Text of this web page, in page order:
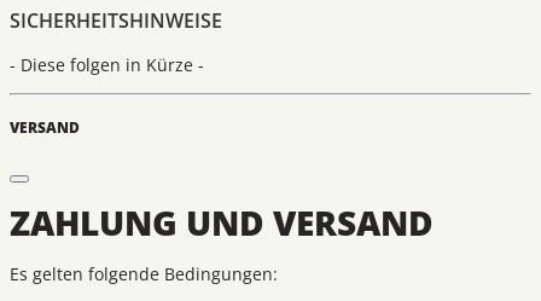
SICHERHEITSHINWEISE
- Diese folgen in Kürze -
VERSAND
ZAHLUNG UND VERSAND
Es gelten folgende Bedingungen: